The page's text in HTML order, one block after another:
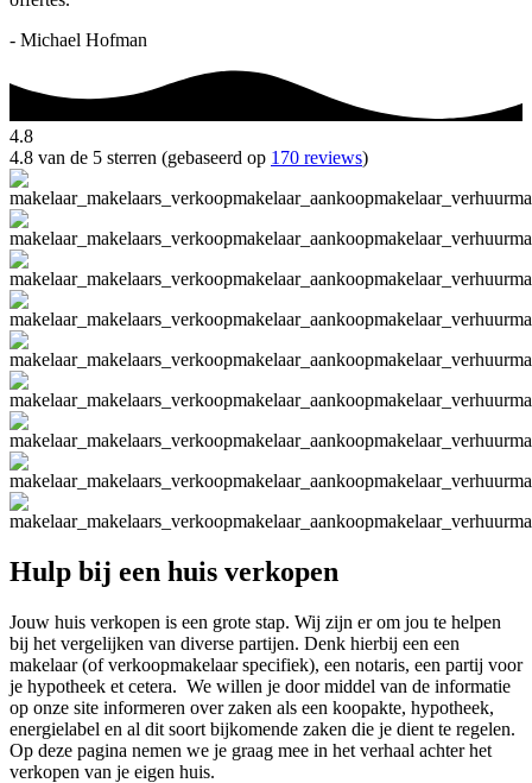
- Michael Hofman
4.8
4.8 van de 5 sterren (gebaseerd op 170 reviews)
Hulp bij een huis verkopen
Jouw huis verkopen is een grote stap. Wij zijn er om jou te helpen
bij het vergelijken van diverse partijen. Denk hierbij een een
makelaar (of verkoopmakelaar specifiek), een notaris, een partij voor
je hypotheek et cetera. We willen je door middel van de informatie
op onze site informeren over zaken als een koopakte, hypotheek,
energielabel en al dit soort bijkomende zaken die je dient te regelen.
Op deze pagina nemen we je graag mee in het verhaal achter het
verkopen van je eigen huis.